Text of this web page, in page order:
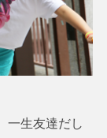
一生友達だし